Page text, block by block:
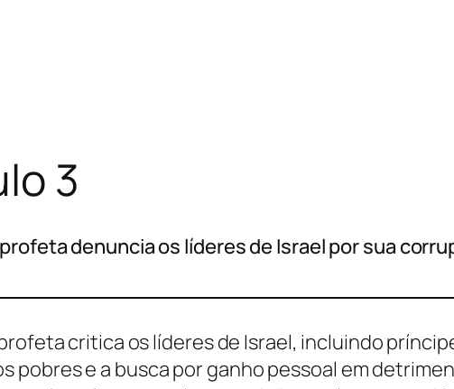
3
denuncia os líderes de Israel por sua
critica os líderes de Israel, incluindo
pobres e a busca por ganho pessoal em